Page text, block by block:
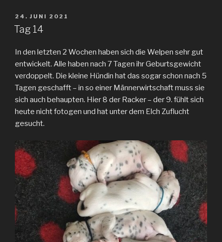
VERÖFFENTLICHT
AM
24. JUNI 2021
Tag 14
In den letzten 2 Wochen haben sich die Welpen sehr gut
entwickelt. Alle haben nach 7 Tagen ihr Geburtsgewicht
verdoppelt. Die kleine Hündin hat das sogar schon nach 5
Tagen geschafft – in so einer Männerwirtschaft muss sie
sich auch behaupten. Hier 8 der Racker – der 9. fühlt sich
heute nicht fotogen und hat unter dem Elch Zuflucht
gesucht.